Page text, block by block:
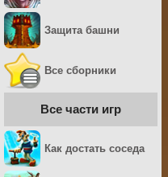
Защита башни
Все сборники
Все части игр
Как достать соседа